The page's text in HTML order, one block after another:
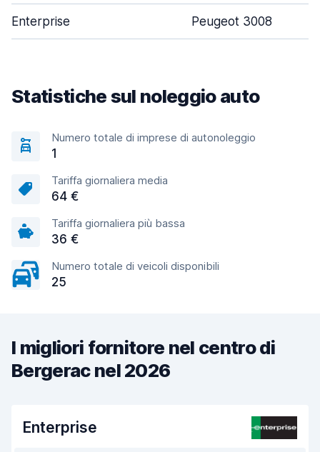
Enterprise Peugeot 3008
Statistiche sul noleggio auto
Numero totale di imprese di autonoleggio
1
Tariffa giornaliera media
64 €
Tariffa giornaliera più bassa
36 €
Numero totale di veicoli disponibili
25
I migliori fornitore nel centro di
Bergerac nel 2026
Enterprise